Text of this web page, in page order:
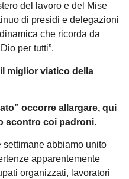
del lavoro e del Mise
di presidi e delegazioni
che ricorda da
per tutti”.
miglior viatico della
occorre allargare, qui
scontro coi padroni.
abbiamo unito
apparentemente
organizzati, lavoratori